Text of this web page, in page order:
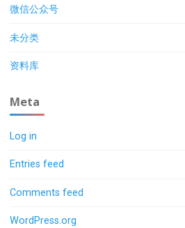
微信公众号
未分类
资料库
Meta
Log in
Entries feed
Comments feed
WordPress.org